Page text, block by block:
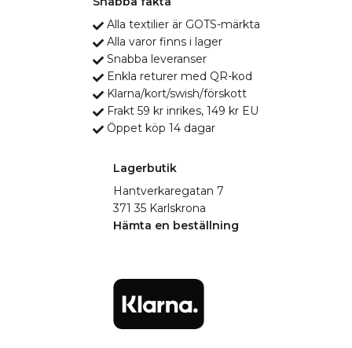
Alla textilier är GOTS-märkta
Alla varor finns i lager
Snabba leveranser
Enkla returer med QR-kod
Klarna/kort/swish/förskott
Frakt 59 kr inrikes, 149 kr EU
Öppet köp 14 dagar
Lagerbutik
Hantverkaregatan 7
371 35 Karlskrona
Hämta en beställning